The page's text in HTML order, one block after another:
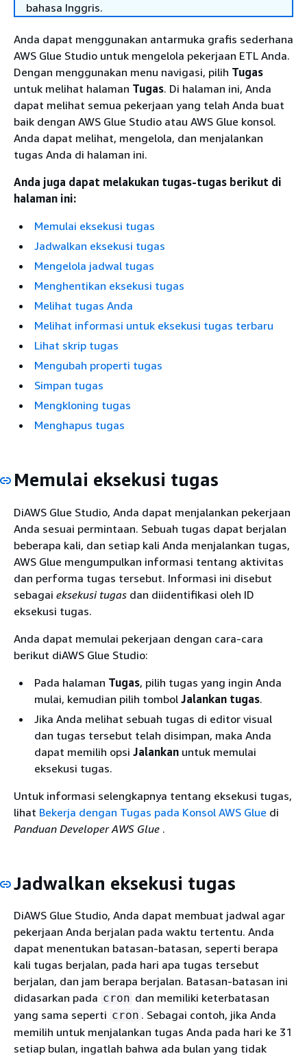
bahasa Inggris.
Anda dapat menggunakan antarmuka grafis sederhana
AWS Glue Studio untuk mengelola pekerjaan ETL Anda.
Dengan menggunakan menu navigasi, pilih Tugas
untuk melihat halaman Tugas. Di halaman ini, Anda
dapat melihat semua pekerjaan yang telah Anda buat
baik dengan AWS Glue Studio atau AWS Glue konsol.
Anda dapat melihat, mengelola, dan menjalankan
tugas Anda di halaman ini.
Anda juga dapat melakukan tugas-tugas berikut di
halaman ini:
Memulai eksekusi tugas
Jadwalkan eksekusi tugas
Mengelola jadwal tugas
Menghentikan eksekusi tugas
Melihat tugas Anda
Melihat informasi untuk eksekusi tugas terbaru
Lihat skrip tugas
Mengubah properti tugas
Simpan tugas
Mengkloning tugas
Menghapus tugas
Memulai eksekusi tugas
DiAWS Glue Studio, Anda dapat menjalankan pekerjaan
Anda sesuai permintaan. Sebuah tugas dapat berjalan
beberapa kali, dan setiap kali Anda menjalankan tugas,
AWS Glue mengumpulkan informasi tentang aktivitas
dan performa tugas tersebut. Informasi ini disebut
sebagai eksekusi tugas dan diidentifikasi oleh ID
eksekusi tugas.
Anda dapat memulai pekerjaan dengan cara-cara
berikut diAWS Glue Studio:
Pada halaman Tugas, pilih tugas yang ingin Anda
mulai, kemudian pilih tombol Jalankan tugas.
Jika Anda melihat sebuah tugas di editor visual
dan tugas tersebut telah disimpan, maka Anda
dapat memilih opsi Jalankan untuk memulai
eksekusi tugas.
Untuk informasi selengkapnya tentang eksekusi tugas,
lihat Bekerja dengan Tugas pada Konsol AWS Glue di
Panduan Developer AWS Glue .
Jadwalkan eksekusi tugas
DiAWS Glue Studio, Anda dapat membuat jadwal agar
pekerjaan Anda berjalan pada waktu tertentu. Anda
dapat menentukan batasan-batasan, seperti berapa
kali tugas berjalan, pada hari apa tugas tersebut
berjalan, dan jam berapa berjalan. Batasan-batasan ini
didasarkan pada cron dan memiliki keterbatasan
yang sama seperti cron . Sebagai contoh, jika Anda
memilih untuk menjalankan tugas Anda pada hari ke 31
setiap bulan, ingatlah bahwa ada bulan yang tidak